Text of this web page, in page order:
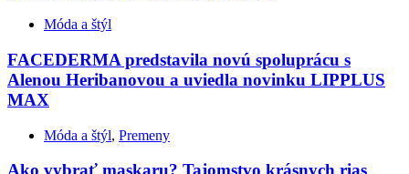
Móda a štýl
FACEDERMA predstavila novú spoluprácu s
Alenou Heribanovou a uviedla novinku LIPPLUS
MAX
Móda a štýl, Premeny